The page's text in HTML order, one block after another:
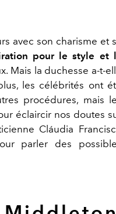
avec son charisme et
pour le style et
Mais la duchesse a-t-
les célébrités ont
procédures, mais
éclaircir nos doutes
Cláudia
parler des